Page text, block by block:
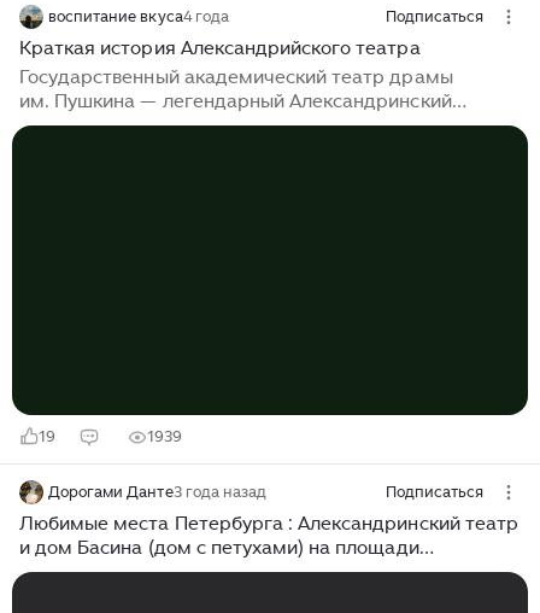
воспитание вкуса4 года Подписаться
Краткая история Александрийского театра
Государственный академический театр драмы
им. Пушкина — легендарный Александринский
театр — является старейшим национальным театром
19 1939
Дорогами Данте3 года назад Подписаться
Любимые места Петербурга : Александринский театр
и дом Басина (дом с петухами) на площади
Островского. От него был в восторге сам Император